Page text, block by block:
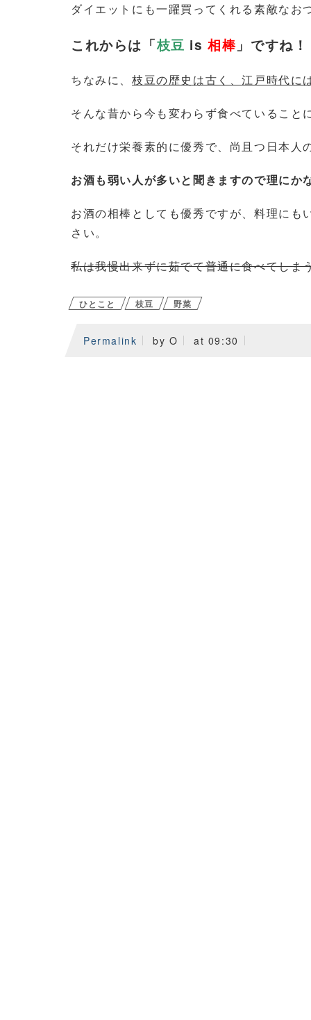
ダイエットにも一躍買ってくれる素敵なお
これからは「枝豆 is相棒 」ですね
ちなみに、 枝豆の歴史は古く、江戸時代に
そんな昔から今も変わらず食べていること
それだけ栄養素的に優秀で、尚且つ日本
お酒も弱い人が多いと聞きますので理にか
お酒の相棒としても優秀ですが、料理に
さい。
私は我慢出来ずに茹でて普通に食べてしま
ひとこと 枝豆 野菜
Permalink by O at 09:30